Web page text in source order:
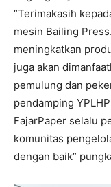
“Terimakasih
mesin Bailing
meningkatkan
juga akan
pemulung dan
pendamping
FajarPaper selalu
komunitas
dengan baik”